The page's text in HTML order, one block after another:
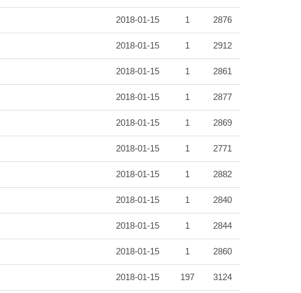
2018-01-15 1 2876
2018-01-15 1 2912
2018-01-15 1 2861
2018-01-15 1 2877
2018-01-15 1 2869
2018-01-15 1 2771
2018-01-15 1 2882
2018-01-15 1 2840
2018-01-15 1 2844
2018-01-15 1 2860
2018-01-15 197 3124